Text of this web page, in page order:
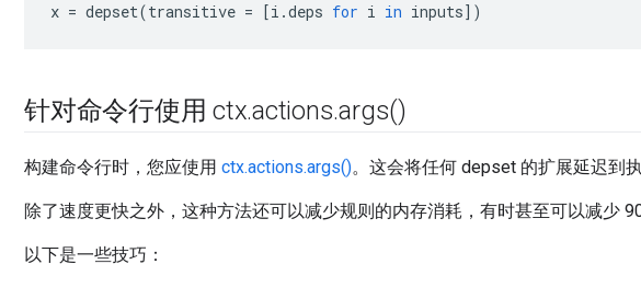
x = depset(transitive = [i .deps for i in inputs])
针对命令行使用 ctx.actions.args()
构建命令行时，您应使用 ctx.actions.args()。这会将任何 depset 的扩展延迟到
除了速度更快之外，这种方法还可以减少规则的内存消耗，有时甚至可以减少
以下是一些技巧：